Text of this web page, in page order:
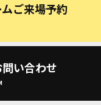
ご来場予約
い合わせ